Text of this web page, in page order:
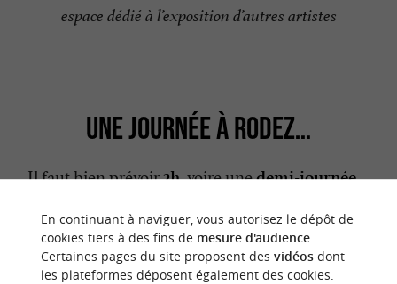
espace dédié à l’exposition d’autres artistes
UNE JOURNÉE À RODEZ…
Il faut bien prévoir2h,voire unedemi-journée,
Soulages.
En continuant à naviguer, vous autorisez le dépôt de
cookies tiers à des fins de mesure d'audience.
Certaines pages du site proposent des vidéosdont
les plateformes déposent également des cookies.